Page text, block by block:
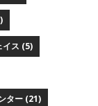
イス (5)
ター (21)